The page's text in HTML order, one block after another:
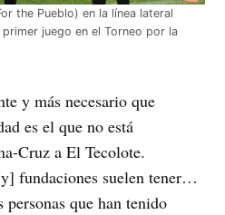
the Pueblo) en la línea lateral
juego en el Torneo por la
y más necesario que
es el que no está
Cruz a El Tecolote.
fundaciones suelen tener…
que han tenido